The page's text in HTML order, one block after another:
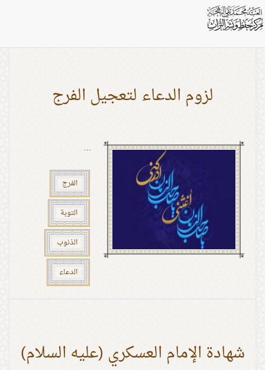
بطاقات: الذنوب
لزوم الدعاء لتعجيل الفرج
...
الفرج
التوبة
الذنوب
الدعاء
شهادة الإمام العسكري (عليه السلام)